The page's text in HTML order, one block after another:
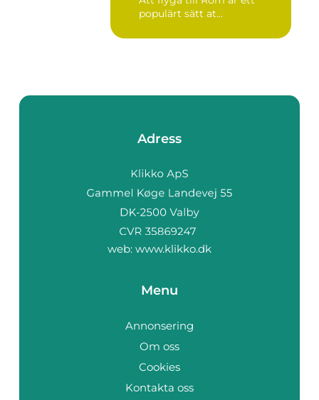
populärt sätt at...
Adress
web: www.klikko.dk
Menu
Annonsering
Om oss
Cookies
Kontakta oss